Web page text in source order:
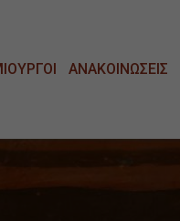
ΑΝΑΚΟΙΝΩΣΕΙΣ